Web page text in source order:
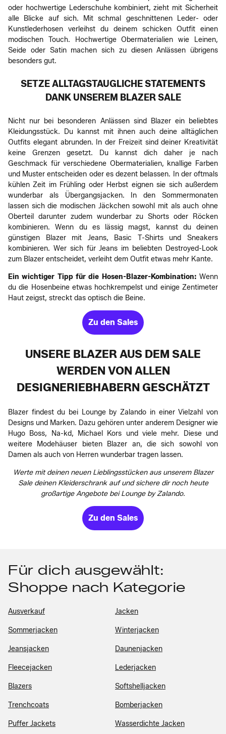
oder hochwertige Lederschuhe kombiniert, zieht mit Sicherheit
alle Blicke auf sich. Mit schmal geschnittenen Leder- oder
Kunstlederhosen verleihst du deinem schicken Outfit einen
modischen Touch. Hochwertige Obermaterialien wie Leinen,
Seide oder Satin machen sich zu diesen Anlässen übrigens
besonders gut.
SETZE ALLTAGSTAUGLICHE STATEMENTS
DANK UNSEREM BLAZER SALE
Nicht nur bei besonderen Anlässen sind Blazer ein beliebtes
Kleidungsstück. Du kannst mit ihnen auch deine alltäglichen
Outfits elegant abrunden. In der Freizeit sind deiner Kreativität
keine Grenzen gesetzt. Du kannst dich daher je nach
Geschmack für verschiedene Obermaterialien, knallige Farben
und Muster entscheiden oder es dezent belassen. In der oftmals
kühlen Zeit im Frühling oder Herbst eignen sie sich außerdem
wunderbar als Übergangsjacken. In den Sommermonaten
lassen sich die modischen Jäckchen sowohl mit als auch ohne
Oberteil darunter zudem wunderbar zu Shorts oder Röcken
kombinieren. Wenn du es lässig magst, kannst du deinen
günstigen Blazer mit Jeans, Basic T-Shirts und Sneakers
kombinieren. Wer sich für Jeans im beliebten Destroyed-Look
zum Blazer entscheidet, verleiht dem Outfit etwas mehr Kante.
Ein wichtiger Tipp für die Hosen-Blazer-Kombination: Wenn
du die Hosenbeine etwas hochkrempelst und einige Zentimeter
Haut zeigst, streckt das optisch die Beine.
Zu den Sales
UNSERE BLAZER AUS DEM SALE
WERDEN VON ALLEN
DESIGNERIEBHABERN GESCHÄTZT
Blazer findest du bei Lounge by Zalando in einer Vielzahl von
Designs und Marken. Dazu gehören unter anderem Designer wie
Hugo Boss, Na-kd, Michael Kors und viele mehr. Diese und
weitere Modehäuser bieten Blazer an, die sich sowohl von
Damen als auch von Herren wunderbar tragen lassen.
Werte mit deinen neuen Lieblingsstücken aus unserem Blazer
Sale deinen Kleiderschrank auf und sichere dir noch heute
großartige Angebote bei Lounge by Zalando.
Zu den Sales
Für dich ausgewählt:
Shoppe nach Kategorie
Ausverkauf Jacken
Sommerjacken Winterjacken
Jeansjacken Daunenjacken
Fleecejacken Lederjacken
Blazers Softshelljacken
Trenchcoats Bomberjacken
Puffer Jackets Wasserdichte Jacken